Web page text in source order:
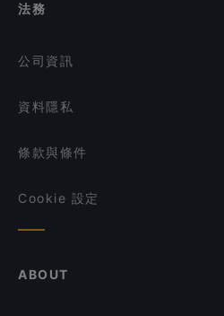
法務
公司資訊
資料隱私
條款與條件
Cookie 設定
ABOUT